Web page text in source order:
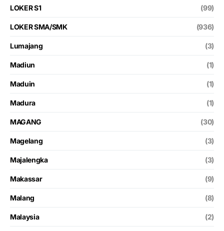
LOKER S1 (99)
LOKER SMA/SMK (936)
Lumajang (3)
Madiun (1)
Maduin (1)
Madura (1)
MAGANG (30)
Magelang (3)
Majalengka (3)
Makassar (9)
Malang (8)
Malaysia (2)